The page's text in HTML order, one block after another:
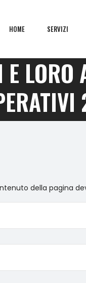
HOME SERVIZI
LORO
della pagina